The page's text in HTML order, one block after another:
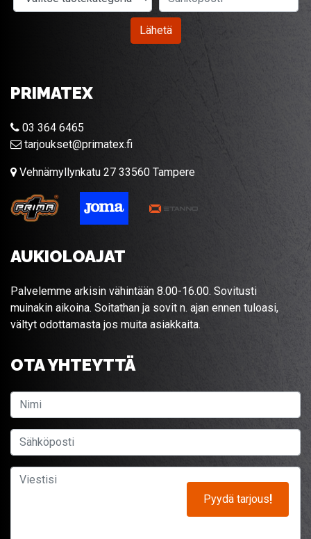
Lähetä
PRIMATEX
03 364 6465
tarjoukset@primatex.fi
Vehnämyllynkatu 27 33560 Tampere
AUKIOLOAJAT
Palvelemme arkisin vähintään 8.00-16.00. Sovitusti
muinakin aikoina. Soitathan ja sovit n. ajan ennen tuloasi,
vältyt odottamasta jos muita asiakkaita.
OTA YHTEYTTÄ
Pyydä tarjous!